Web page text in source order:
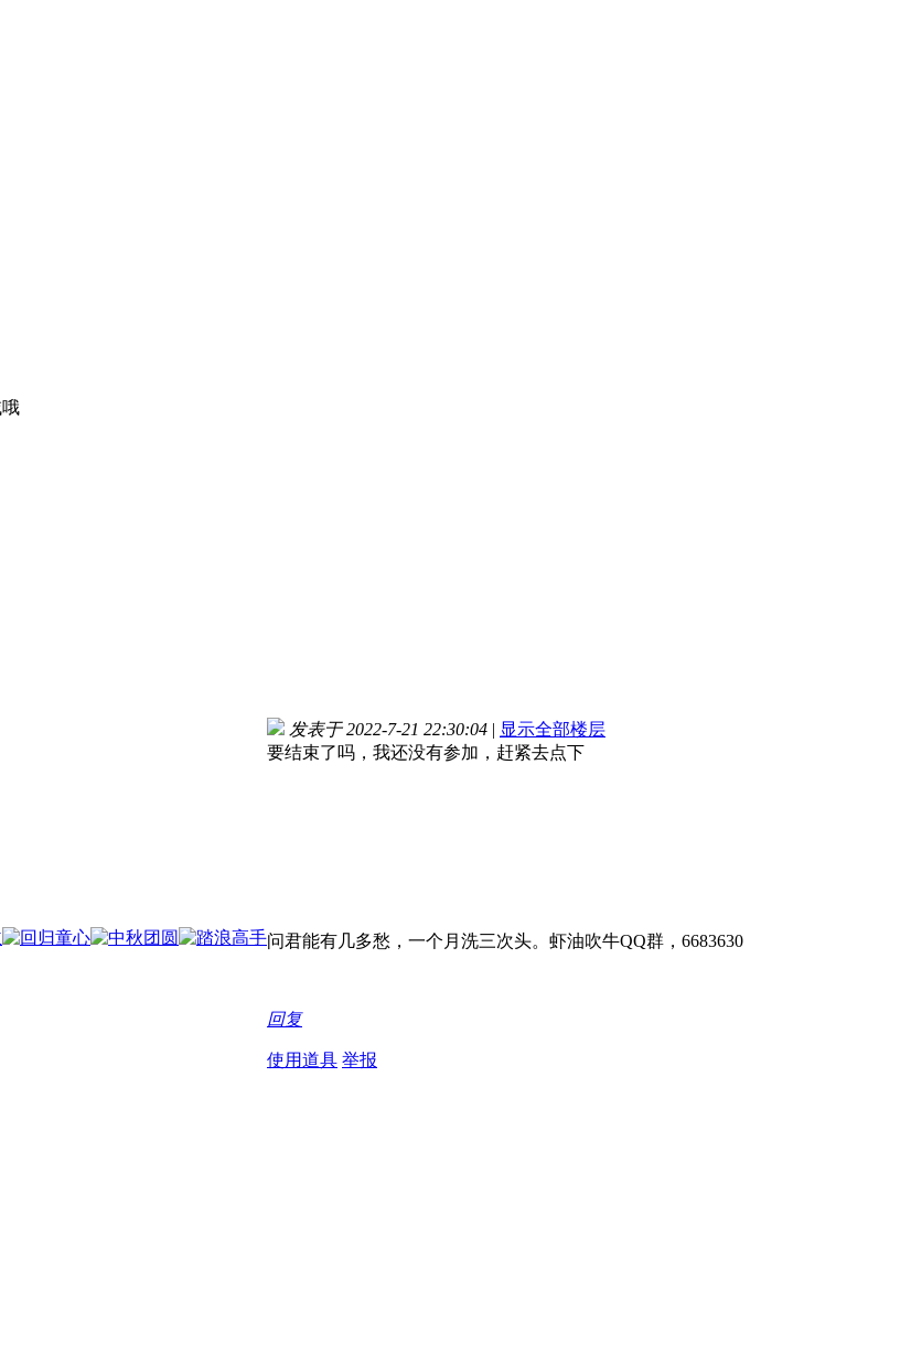
发表于 2022-7-21 22:30:04 | 显示全部楼层
要结束了吗，我还没有参加，赶紧去点下
问君能有几多愁，一个月洗三次头。虾油吹牛QQ群，6683630
回复
使用道具 举报